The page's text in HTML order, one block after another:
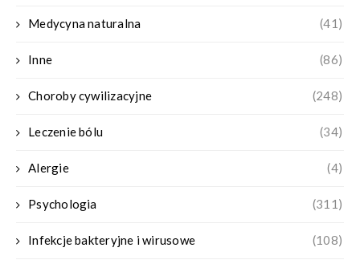
Medycyna naturalna (41)
Inne (86)
Choroby cywilizacyjne (248)
Leczenie bólu (34)
Alergie (4)
Psychologia (311)
Infekcje bakteryjne i wirusowe (108)